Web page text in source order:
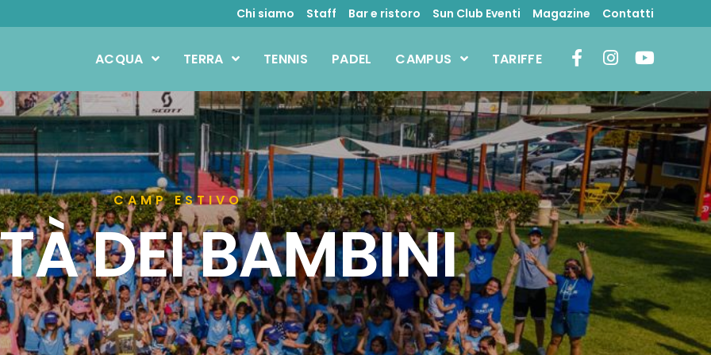
Chi siamo Staff Bar e ristoro Sun Club Eventi Magazine Contatti
ACQUA TERRA TENNIS PADEL CAMPUS TARIFFE
CAMP ESTIVO
DEI BAMBINI